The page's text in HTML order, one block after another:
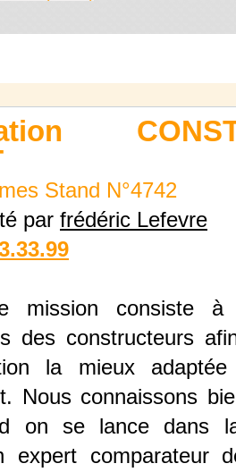
Stand N°4742
par frédéric Lefevre
mission consiste à
des constructeurs
la mieux
Nous connaissons
on se lance dans
expert comparateur